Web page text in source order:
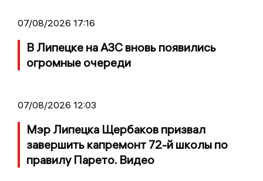
07/08/2026 17:16
В Липецке на АЗС вновь появились
огромные очереди
07/08/2026 12:03
Мэр Липецка Щербаков призвал
завершить капремонт 72-й школы по
правилу Парето. Видео